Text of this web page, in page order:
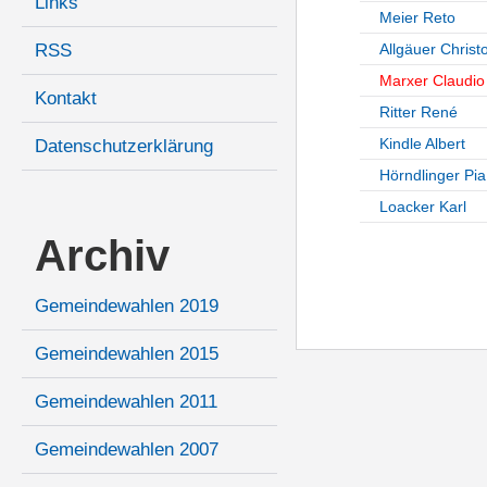
RSS
Kontakt
Datenschutzerklärung
Archiv
Gemeindewahlen 2019
Gemeindewahlen 2015
Gemeindewahlen 2011
Gemeindewahlen 2007
Meier Reto
Allgäuer
Marxer Claudio
Ritter René
Kindle Albert
Hörndlinger Pia
Loacker Karl